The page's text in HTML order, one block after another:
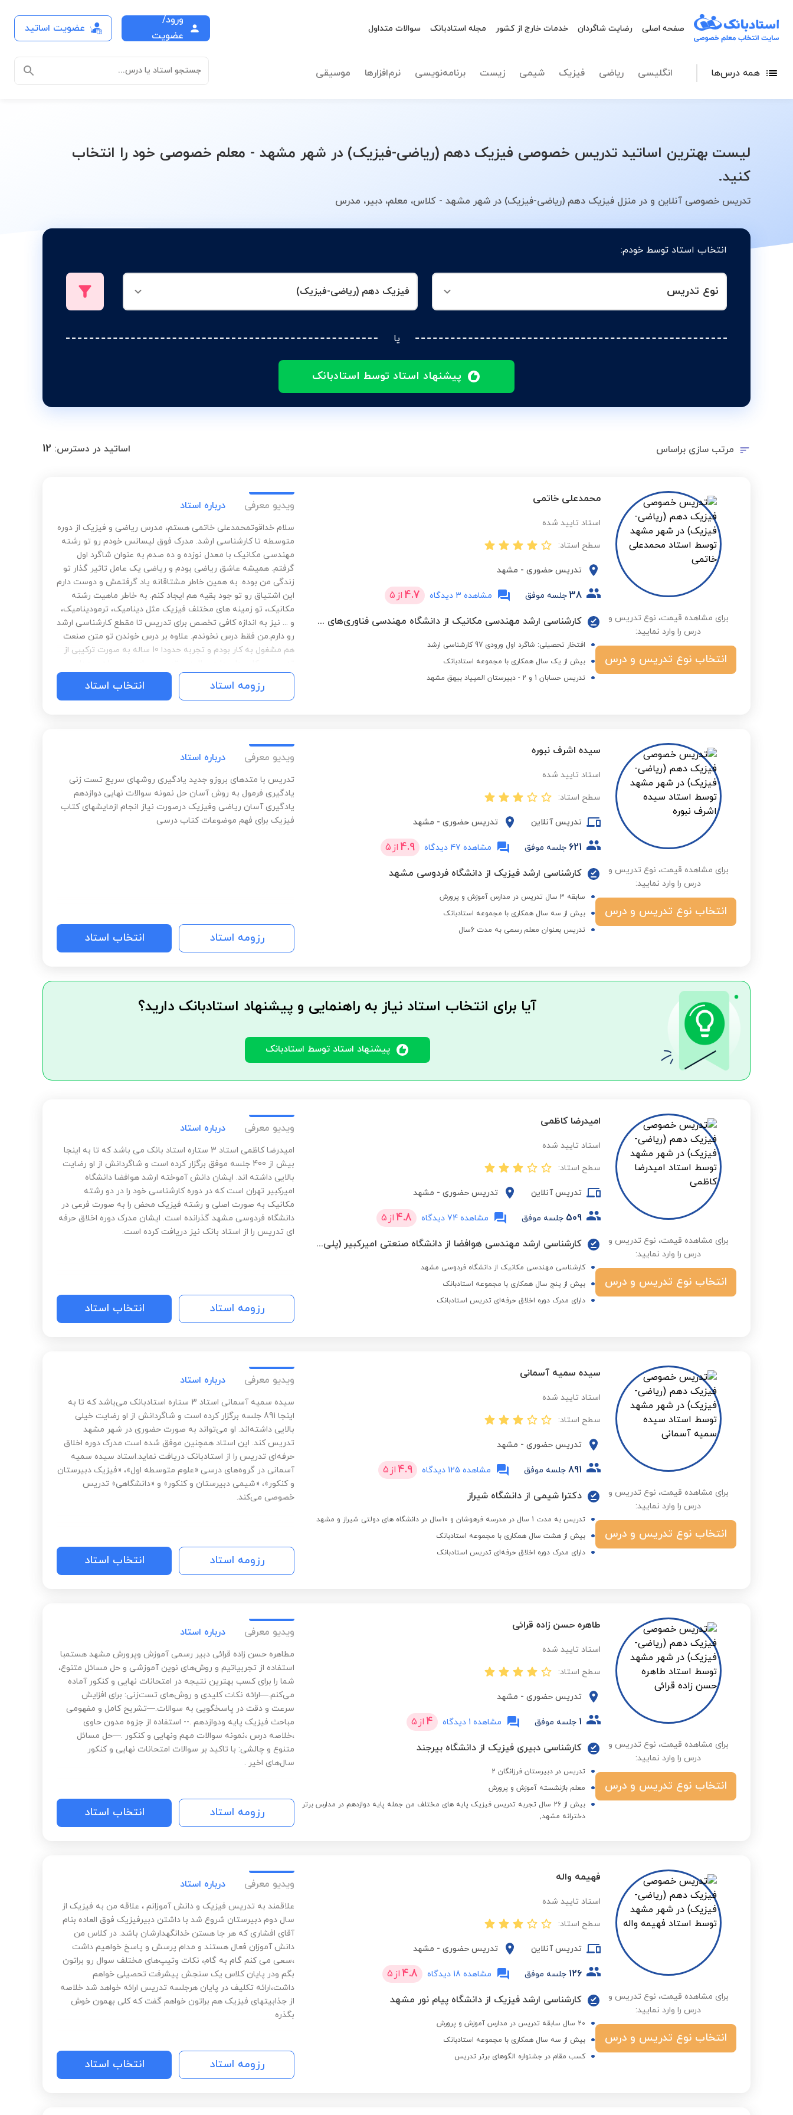
صفحه اصلی رضایت شاگردان خدمات خارج از کشور مجله استادبانک سوالات متداول
ورود/
عضویت
عضویت اساتید
همه درس‌ها انگلیسی ریاضی فیزیک شیمی زیست برنامه‌نویسی نرم‌افزارها موسیقی جستجو استاد یا درس...
لیست بهترین اساتید تدریس خصوصی فیزیک دهم (ریاضی-فیزیک) در شهر مشهد - معلم خصوصی خود را انتخاب
کنید.
تدریس خصوصی آنلاین و در منزل فیزیک دهم (ریاضی-فیزیک) در شهر مشهد - کلاس، معلم، دبیر، مدرس
انتخاب استاد توسط خودم:
نوع تدریس فیزیک دهم (ریاضی-فیزیک)
یا
پیشنهاد استاد توسط استادبانک
نوع تدریس فیزیک دهم (ریاضی-فیزیک)
مرتب سازی براساس اساتید در دسترس: 12
برای مشاهده قیمت، نوع تدریس و
درس را وارد نمایید:
انتخاب نوع تدریس و درس
محمدعلی خاتمی
استاد تایید شده
سطح استاد:
تدریس حضوری - مشهد
38 جلسه موفق مشاهده 3 دیدگاه 4.7 از 5
کارشناسی ارشد مهندسی مکانیک از دانشگاه مهندسی فناوری‌های نوین قوچان
افتخار تحصیلی: شاگرد اول ورودی 97 کارشناسی ارشد
بیش از یک سال همکاری با مجموعه استادبانک
تدریس حسابان 1 و 2 - دبیرستان المپیاد بیهق مشهد
ویدیو معرفی درباره استاد
سلام خداقوتمحمدعلی خاتمی هستم، مدرس ریاضی و فیزیک از دوره
متوسطه تا کارشناسی ارشد. مدرک فوق لیسانس خودم رو تو رشته
مهندسی مکانیک با معدل نوزده و ده صدم به عنوان شاگرد اول
گرفتم. همیشه عاشق ریاضی بودم و ریاضی یک عامل تاثیر گذار تو
زندگی من بوده. به همین خاطر مشتاقانه یاد گرفتمش و دوست دارم
این اشتیاق رو تو جود بقیه هم ایجاد کنم. به خاطر ماهیت رشته
مکانیک، تو زمینه های مختلف فیزیک مثل دینامیک، ترمودینامیک،
و ... نیز به اندازه کافی تخصص برای تدریس تا مقطع کارشناسی ارشد
رو دارم.من فقط درس نخوندم. علاوه بر درس خوندن تو متن صنعت
هم مشغول به کار بودم و تجربه حدودا 10 ساله به صورت ترکیبی از
به لطف خدا به خاطر نوع ارتباط و تعاملاتی که با افراد تو سطوح
مختلف داشتم، شاگرد های خصوصی زیادی به صورت آنلاین (زاهدان،
بندرعباس و ...) و حضوری داشته و دارم و در حال آماده سازی بستر و
رزومه استاد انتخاب استاد
برای مشاهده قیمت، نوع تدریس و
درس را وارد نمایید:
انتخاب نوع تدریس و درس
سیده اشرف نبوره
استاد تایید شده
سطح استاد:
تدریس آنلاین تدریس حضوری - مشهد
621 جلسه موفق مشاهده 47 دیدگاه 4.9 از 5
کارشناسی ارشد فیزیک از دانشگاه فردوسی مشهد
سابقه 3 سال تدریس در مدارس آموزش و پرورش
بیش از سه سال همکاری با مجموعه استادبانک
تدریس بعنوان معلم رسمی به مدت 6سال
ویدیو معرفی درباره استاد
تدریس با متدهای بروزو جدید یادگیری روشهای سریع تست زنی
یادگیری فرمول به روش آسان حل نمونه سوالات نهایی دوازدهم
یادگیری آسان ریاضی وفیزیک درصورت نیاز انجام ازمایشهای کتاب
فیزیک برای فهم موضوعات کتاب درسی
رزومه استاد انتخاب استاد
آیا برای انتخاب استاد نیاز به راهنمایی و پیشنهاد استادبانک دارید؟
پیشنهاد استاد توسط استادبانک
برای مشاهده قیمت، نوع تدریس و
درس را وارد نمایید:
انتخاب نوع تدریس و درس
امیدرضا کاظمی
استاد تایید شده
سطح استاد:
تدریس آنلاین تدریس حضوری - مشهد
509 جلسه موفق مشاهده 74 دیدگاه 4.8 از 5
کارشناسی ارشد مهندسی هوافضا از دانشگاه صنعتی امیرکبیر (پلی تکنیک تهران)
کارشناسی مهندسی مکانیک از دانشگاه فردوسی مشهد
بیش از پنج سال همکاری با مجموعه استادبانک
دارای مدرک دوره اخلاق حرفه‌ای تدریس استادبانک
ویدیو معرفی درباره استاد
امیدرضا کاظمی استاد 3 ستاره استاد بانک می باشد که تا به اینجا
بیش از 400 جلسه موفق برگزار کرده است و شاگردانش از او رضایت
بالایی داشته اند. ایشان دانش آموخته ارشد هوافضا دانشگاه
امیرکبیر تهران است که در دوره کارشناسی خود را در دو رشته
مکانیک به صورت اصلی و رشته فیزیک محض را به صورت فرعی در
دانشگاه فردوسی مشهد گذرانده است. ایشان مدرک دوره اخلاق حرفه
ای تدریس را از استاد بانک نیز دریافت کرده است.
رزومه استاد انتخاب استاد
برای مشاهده قیمت، نوع تدریس و
درس را وارد نمایید:
انتخاب نوع تدریس و درس
سیده سمیه آسمانی
استاد تایید شده
سطح استاد:
تدریس حضوری - مشهد
891 جلسه موفق مشاهده 125 دیدگاه 4.9 از 5
دکترا شیمی از دانشگاه شیراز
تدریس به مدت 1 سال در مدرسه فرهوشان و 10سال در دانشگاه های دولتی شیراز و مشهد
بیش از هشت سال همکاری با مجموعه استادبانک
دارای مدرک دوره اخلاق حرفه‌ای تدریس استادبانک
ویدیو معرفی درباره استاد
سیده سمیه آسمانی استاد 3 ستاره استادبانک می‌باشد که تا به
اینجا 891 جلسه برگزار کرده است و شاگردانش از او رضایت خیلی
بالایی داشته‌اند. او می‌تواند به صورت حضوری در شهر مشهد
تدریس کند. این استاد همچنین موفق شده است مدرک دوره اخلاق
حرفه‌ای تدریس را از استادبانک دریافت نماید.استاد سیده سمیه
آسمانی در گروه‌های درسی «علوم متوسطه اول»، «فیزیک دبیرستان
و کنکور»، «شیمی دبیرستان و کنکور» و «دانشگاهی» تدریس
خصوصی می‌کند.
رزومه استاد انتخاب استاد
برای مشاهده قیمت، نوع تدریس و
درس را وارد نمایید:
انتخاب نوع تدریس و درس
طاهره حسن زاده قرائی
استاد تایید شده
سطح استاد:
تدریس حضوری - مشهد
1 جلسه موفق مشاهده 1 دیدگاه 4 از 5
کارشناسی دبیری فیزیک از دانشگاه بیرجند
تدریس در دبیرستان فرزانگان 2
معلم بازنشسته آموزش و پرورش
بیش از 26 سال تجربه تدریس فیزیک پایه های مختلف من جمله پایه دوازدهم در مدارس برتر
دخترانه مشهد,
ویدیو معرفی درباره استاد
مطاهره حسن زاده قرائی دبیر رسمی آموزش وپرورش مشهد هستمبا
استفاده از تجربیاتیم و روش‌های نوین آموزشی و حل مسائل متنوع،
شما را برای کسب بهترین نتیجه در امتحانات نهایی و کنکور آماده
می‌کنم.—ارائه نکات کلیدی و روش‌های تست‌زنی: برای افزایش
سرعت و دقت در پاسخگویی به سوالات.—تشریح کامل و مفهومی
مباحث فیزیک پایه ودوازدهم .-- استفاده از جزوه مدون حاوی
،خلاصه درس ،نمونه سوالات مهم ونهایی و کنکور .—حل مسائل
متنوع و چالشی: با تاکید بر سوالات امتحانات نهایی و کنکور
سال‌های اخیر .
رزومه استاد انتخاب استاد
برای مشاهده قیمت، نوع تدریس و
درس را وارد نمایید:
انتخاب نوع تدریس و درس
فهیمه واله
استاد تایید شده
سطح استاد:
تدریس آنلاین تدریس حضوری - مشهد
126 جلسه موفق مشاهده 18 دیدگاه 4.8 از 5
کارشناسی ارشد فیزیک از دانشگاه پیام نور مشهد
20 سال سابقه تدریس در مدارس آموزش و پرورش
بیش از سه سال همکاری با مجموعه استادبانک
کسب مقام در جشنواره الگوهای برتر تدریس
ویدیو معرفی درباره استاد
علاقمند به تدریس فیزیک و دانش آموزانم ، علاقه من به فیزیک از
سال دوم دبیرستان شروع شد با داشتن دبیرفیزیک فوق العاده بنام
آقای افشاری که هر جا هستن خدانگهدارشان باشد. در کلاس من
دانش آموزان فعال هستند و مدام پرسش و پاسخ خواهیم داشت
،سعی می کنم گام به گام، نکات وتیپ‌های مختلف سوال رو براتون
بگم ودر پایان کلاس یک سنجش پیشرفت تحصیلی خواهم
داشت،ارائه تکلیف در پایان هرجلسه تدریس ارائه خواهد شد خلاصه
از جذابیتهای فیزیک هم براتون خواهم گفت که کلی بهمون خوش
بگذره
رزومه استاد انتخاب استاد